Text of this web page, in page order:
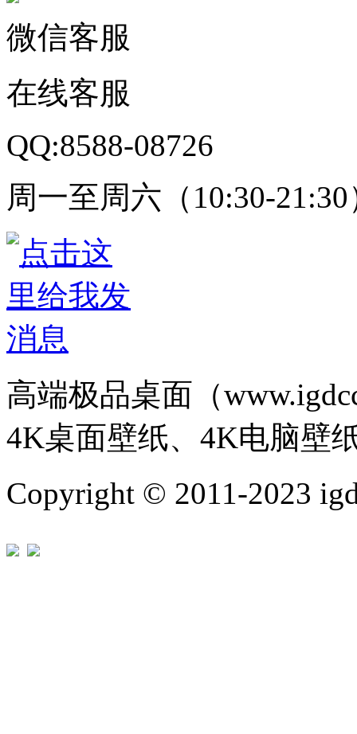
微信客服
在线客服
QQ:8588-08726
周一至周六（10:30-21:30
高端极品桌面（
4K桌面壁纸、4K电脑壁
Copyright © 2011-2023